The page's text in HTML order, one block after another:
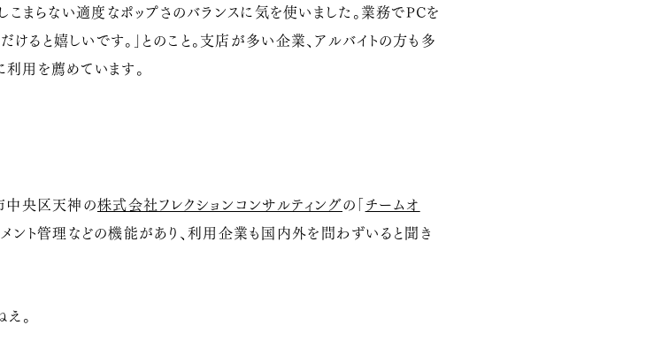
こまらない適度なポップさのバランスに気を使いました。業務でPCを
ると嬉しいです。」とのこと。支店が多い企業、アルバイトの方も多
用を薦めています。
中央区天神の株式会社フレクションコンサルティングの「チームオ
ュメント管理などの機能があり、利用企業も国内外を問わずいると聞き
。